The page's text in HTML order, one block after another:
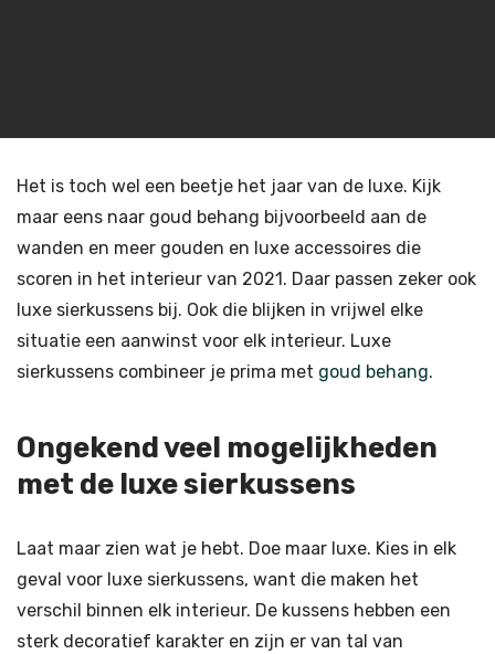
Het is toch wel een beetje het jaar van de luxe. Kijk
maar eens naar goud behang bijvoorbeeld aan de
wanden en meer gouden en luxe accessoires die
scoren in het interieur van 2021. Daar passen zeker ook
luxe sierkussens bij. Ook die blijken in vrijwel elke
situatie een aanwinst voor elk interieur. Luxe
sierkussens combineer je prima met goud behang.
Ongekend veel mogelijkheden
met de luxe sierkussens
Laat maar zien wat je hebt. Doe maar luxe. Kies in elk
geval voor luxe sierkussens, want die maken het
verschil binnen elk interieur. De kussens hebben een
sterk decoratief karakter en zijn er van tal van